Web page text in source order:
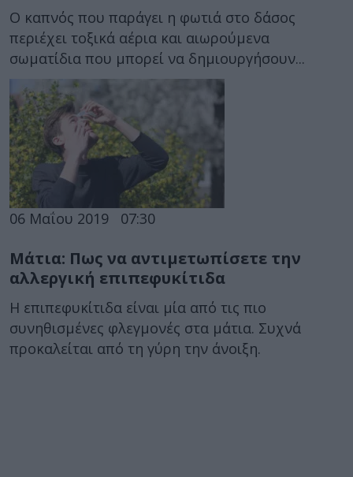
Ο καπνός που παράγει η φωτιά στο δάσος
περιέχει τοξικά αέρια και αιωρούμενα
σωματίδια που μπορεί να δημιουργήσουν...
06 Μαΐου 2019 07:30
Μάτια: Πως να αντιμετωπίσετε την
αλλεργική επιπεφυκίτιδα
Η επιπεφυκίτιδα είναι μία από τις πιο
συνηθισμένες φλεγμονές στα μάτια. Συχνά
προκαλείται από τη γύρη την άνοιξη.